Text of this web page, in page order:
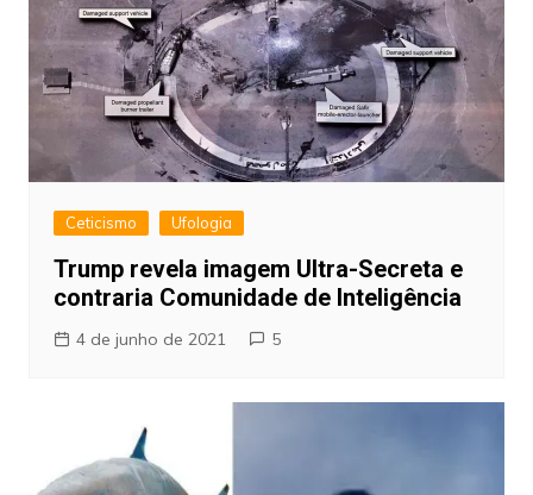
Ceticismo Ufologia
Trump revela imagem Ultra-Secreta e
contraria Comunidade de Inteligência
4 de junho de 2021 5